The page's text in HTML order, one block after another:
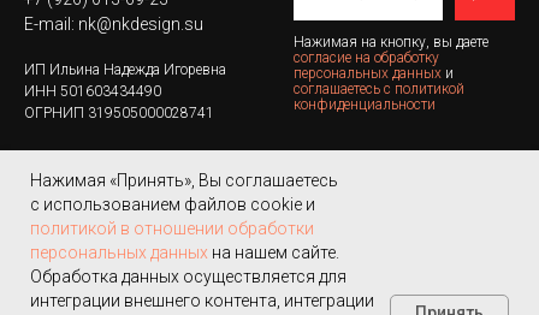
Нажимая «Принять», Вы соглашаетесь
с использованием файлов cookie и
политикой в отношении обработки
персональных данных на нашем сайте.
Обработка данных осуществляется для
интеграции внешнего контента, интеграции
E-mail: nk@nkdesign.su
ИП Ильина Надежда Игоревна
ИНН 501603434490
ОГРНИП 319505000028741
Нажимая на кнопку, вы даете
согласие на обработку
персональных данных и
соглашаетесь c политикой
конфиденциальности
© 2025 NK Design
Политика в обработке
персональных данных|Согласие